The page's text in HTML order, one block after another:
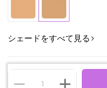
シェードをすべて見る